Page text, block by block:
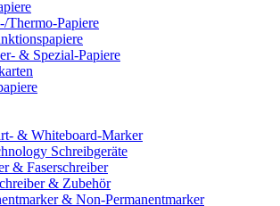
Thermo-Papiere
& Spezial-Papiere
& Whiteboard-Marker
Schreibgeräte
& Faserschreiber
& Zubehör
& Non-Permanentmarker